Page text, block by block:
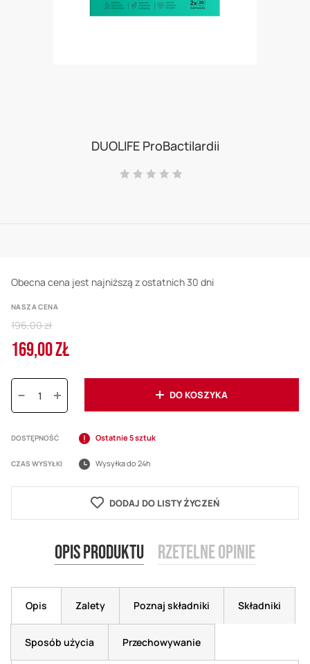
DUOLIFE ProBactilardii
Ocena:
Obecna cena jest najniższą z ostatnich 30 dni
NASZA CENA
Cena
169,00 ZŁ
Regular
Price
196,00 zł
Ilość:
DO KOSZYKA
DOSTĘPNOŚĆ Ostatnie 5 sztuk
CZAS WYSYŁKI Wysyłka do 24h
DODAJ DO LISTY ŻYCZEŃ
Opis produktu
Opis Zalety Poznaj składniki Składniki
Sposób użycia Przechowywanie
Rzetelne opinie